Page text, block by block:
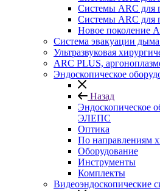
Системы ARC для
Системы ARC для
Новое поколение
Система эвакуации
Ультразвуковая
ARC PLUS,
Эндоскопическое
Назад
Эндоскопическое
ЭЛЕПС
Оптика
По направлениям
Оборудование
Инструменты
Комплекты
Видеоэндоскопические